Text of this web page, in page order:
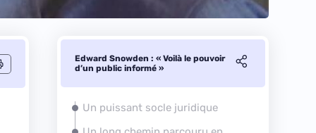
Edward Snowden : « Voilà le pouvoir
d’un public informé »
Un puissant socle juridique